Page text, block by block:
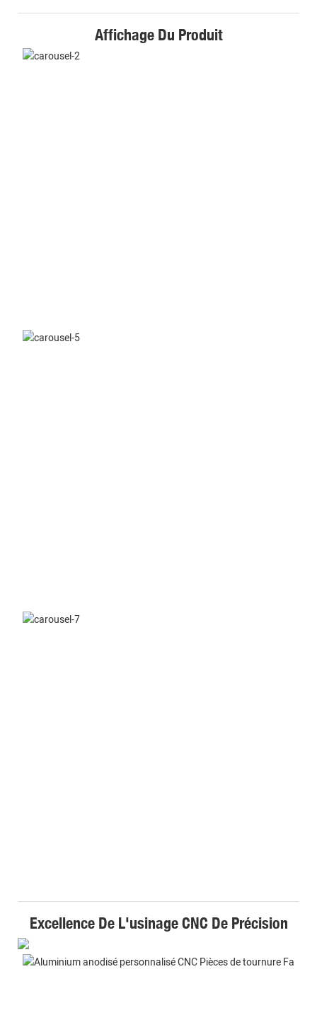
Affichage Du Produit
Excellence De L'usinage CNC De Précision